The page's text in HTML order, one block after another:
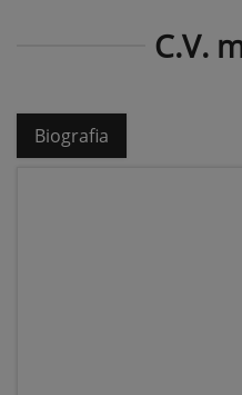
C.V.
Biografia